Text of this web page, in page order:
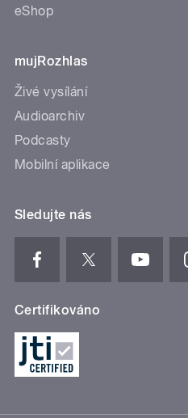
eShop
mujRozhlas
Živé vysílání
Audioarchiv
Podcasty
Mobilní aplikace
Sledujte nás
Certifikováno